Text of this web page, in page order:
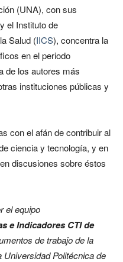
(UNA), con sus
el Instituto de
Salud (IICS), concentra la
en el periodo
de los autores más
instituciones públicas y
con el afán de contribuir al
ciencia y tecnología, y en
discusiones sobre éstos
el equipo
e Indicadores CTI de
de trabajo de la
Politécnica de